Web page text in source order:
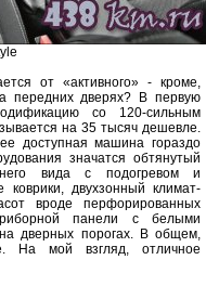
от «активного» - кроме,
передних дверях? В первую
со 120-сильным
на 35 тысяч дешевле.
доступная машина гораздо
значатся обтянутый
вида с подогревом и
коврики, двухзонный климат-
вроде перфорированных
панели с белыми
дверных порогах. В общем,
На мой взгляд, отличное